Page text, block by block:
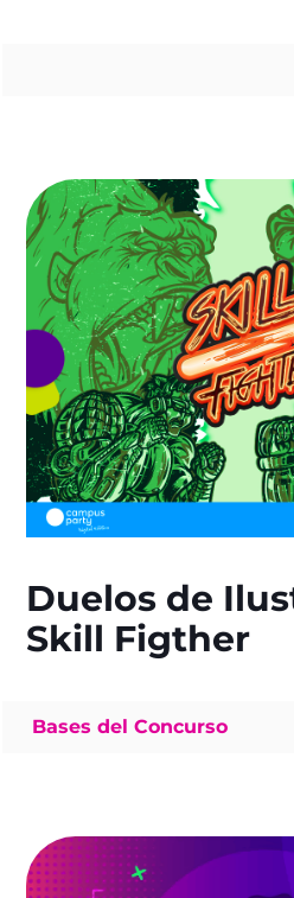
Duelos de
Skill Figther
Bases del Concurso